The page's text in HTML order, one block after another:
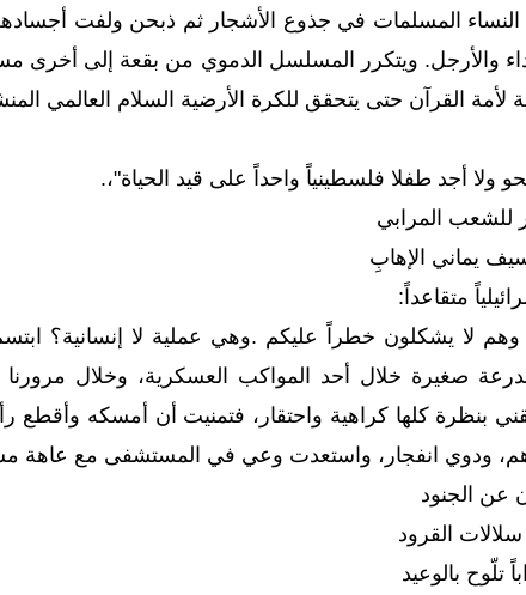
المسلمات في جذوع الأشجار ثم ذبحن ولفت
والأرجل. ويتكرر المسلسل الدموي من بقعة إلى أخرى
لأمة القرآن حتى يتحقق للكرة الأرضية السلام العالمي
ولا أجد طفلا فلسطينياً واحداً على قيد الحياة"،.
للشعب المرابي
يماني الإهابِ
متقاعداً:
وهم لا يشكلون خطراً عليكم .وهي عملية لا إنسانية؟
مدرعة صغيرة خلال أحد المواكب العسكرية، وخلال
بنظرة كلها كراهية واحتقار، فتمنيت أن أمسكه
ودوي انفجار، واستعدت وعي في المستشفى مع عاهة
عن الجنود
القرود
تلّوح بالوعيد